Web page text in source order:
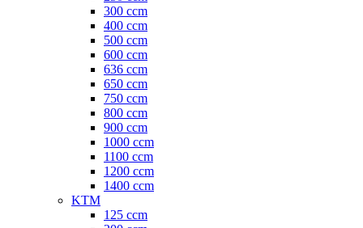
300 ccm
400 ccm
500 ccm
600 ccm
636 ccm
650 ccm
750 ccm
800 ccm
900 ccm
1000 ccm
1100 ccm
1200 ccm
1400 ccm
KTM
125 ccm